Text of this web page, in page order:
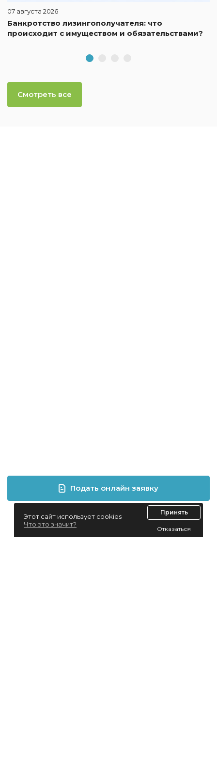
07 августа 2026
Банкротство лизингополучателя: что
происходит с имуществом и обязательствами?
Смотреть все
Этот сайт использует cookies
Что это значит?
Принять
Отказаться
Подать онлайн заявку